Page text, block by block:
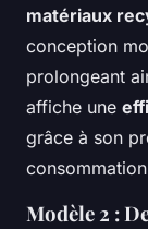
matériaux
conception
prolongeant
affiche une
grâce à son
Modèle 2 :